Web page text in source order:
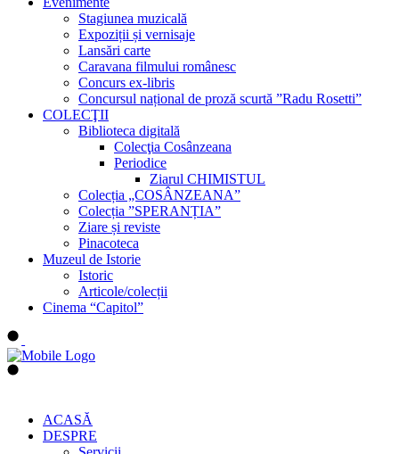
Stagiunea muzicală
Expoziții și vernisaje
Lansări carte
Caravana filmului românesc
Concurs ex-libris
Concursul național de proză scurtă ”Radu Rosetti”
COLECŢII
Biblioteca digitală
Colecţia Cosânzeana
Periodice
Ziarul CHIMISTUL
Colecția „COSÂNZEANA”
Colecția ”SPERANȚIA”
Ziare și reviste
Pinacoteca
Muzeul de Istorie
Istoric
Articole/colecții
Cinema “Capitol”
ACASĂ
DESPRE